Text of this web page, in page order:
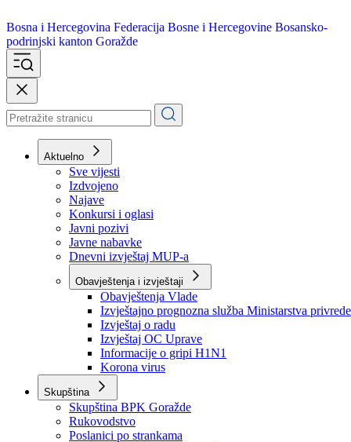
Bosna i Hercegovina
podrinjski kanton Goražde
Aktuelno
Sve vijesti
Izdvojeno
Najave
Konkursi i oglasi
Javni pozivi
Javne nabavke
Dnevni izvještaj MUP-a
Obavještenja i izvještaji
Obavještenja Vlade
Izvještajno prognozna služba Ministarstva privrede
Izvještaj o radu
Izvještaj OC Uprave
Informacije o gripi H1N1
Korona virus
Skupština